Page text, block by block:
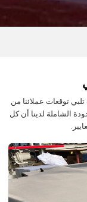
توقعات عملائنا من
الشاملة لدينا أن كل